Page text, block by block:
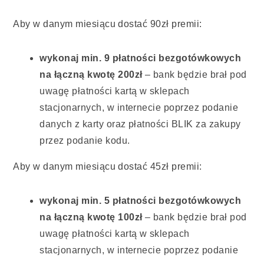
Aby w danym miesiącu dostać 90zł premii:
wykonaj min. 9 płatności bezgotówkowych
na łączną kwotę 200zł – bank będzie brał pod
uwagę płatności kartą w sklepach
stacjonarnych, w internecie poprzez podanie
danych z karty oraz płatności BLIK za zakupy
przez podanie kodu.
Aby w danym miesiącu dostać 45zł premii:
wykonaj min. 5 płatności bezgotówkowych
na łączną kwotę 100zł – bank będzie brał pod
uwagę płatności kartą w sklepach
stacjonarnych, w internecie poprzez podanie